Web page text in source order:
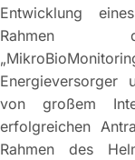
Entwicklung
Rahmen
Energieversorger
von großem
erfolgreichen
Rahmen des